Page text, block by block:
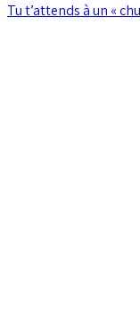
Tu t’attends à un «